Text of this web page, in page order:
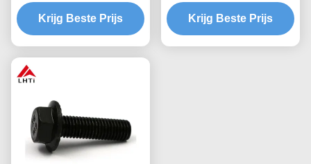
Krijg Beste Prijs
M20 CNC-bewerkte
corrosiebestendig
Krijg Beste Prijs